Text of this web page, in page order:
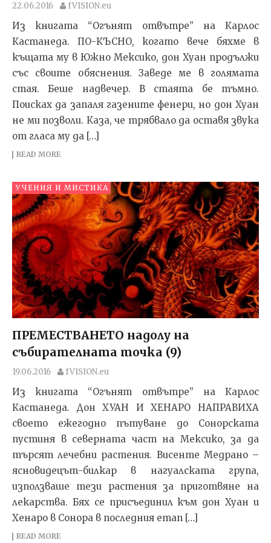
22.06.2016 fVISION.eu
Из книгата “Огънят отвътре” на Карлос
Кастанеда. ПО-КЪСНО, когато вече бяхме в
къщата му в Южно Мексико, дон Хуан продължи
със своите обясне­ния. Заведе ме в голямата
стая. Беше надвечер. В стаята бе тъмно.
Поисках да запаля газените фенери, но дон Хуан
не ми позволи. Каза, че трябвало да оставя звукa
от гласа му да […]
READ MORE
УЧЕНИЯ И МИСТИКА
ПРЕМЕСТВАНЕТО надолу на
събирателната точка (9)
19.06.2016 fVISION.eu
Из книгата “Огънят отвътре” на Карлос
Кастанеда. Дон ХУАН И ХЕНАРО НАПРАВИХА
своето ежегодно пътуване до Сонорската
пустиня в северната част на Мексико, за да
търсят лечебни растения. Висенте Медрано –
ясновидецът-билкар в нагуалската група,
използ­ваше тези растения за приготвяне на
лекарства. Бях се присъединил към дон Хуан и
Хенаро в Сонора в последния етап […]
READ MORE